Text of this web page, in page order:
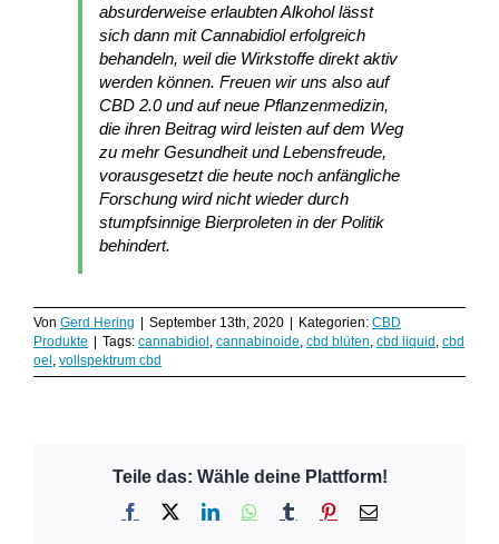
absurderweise erlaubten Alkohol lässt
sich dann mit Cannabidiol erfolgreich
behandeln, weil die Wirkstoffe direkt aktiv
werden können. Freuen wir uns also auf
CBD 2.0 und auf neue Pflanzenmedizin,
die ihren Beitrag wird leisten auf dem Weg
zu mehr Gesundheit und Lebensfreude,
vorausgesetzt die heute noch anfängliche
Forschung wird nicht wieder durch
stumpfsinnige Bierproleten in der Politik
behindert.
Von Gerd Hering | September 13th, 2020 | Kategorien: CBD
Produkte | Tags: cannabidiol, cannabinoide, cbd blüten, cbd liquid, cbd
oel, vollspektrum cbd
Teile das: Wähle deine Plattform!
Facebook LinkedInWhatsApp
Tumblr Pinterest
E-